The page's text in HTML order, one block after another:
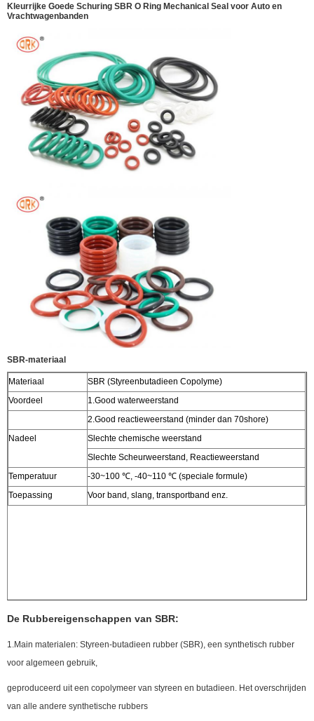
Kleurrijke Goede Schuring SBR O Ring Mechanical Seal voor Auto en
Vrachtwagenbanden
SBR-materiaal
Materiaal
SBR (Styreenbutadieen Copolyme)
Voordeel
1.Good waterweerstand
2.Good reactieweerstand (minder dan 70shore)
Nadeel
Slechte chemische weerstand
Slechte Scheurweerstand, Reactieweerstand
Temperatuur
-30~100 ℃, -40~110 ℃ (speciale formule)
Toepassing
Voor band, slang, transportband enz.
De Rubbereigenschappen van SBR:
1.Main materialen: Styreen-butadieen rubber (SBR), een synthetisch rubber
voor algemeen gebruik,
geproduceerd uit een copolymeer van styreen en butadieen. Het overschrijden
van alle andere synthetische rubbers